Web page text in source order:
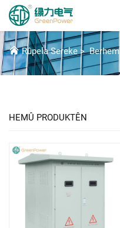
Berhem
Daxistin
Rûpela Sereke>Berhem
HEMÛ PRODUKTÊN